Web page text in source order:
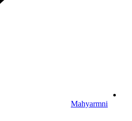
Mahyarmni